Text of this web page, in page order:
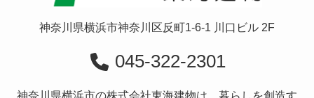
神奈川県横浜市神奈川区反町1-6-1 川口ビル 2F
045-322-2301
神奈川県横浜市の株式会社東海建物は、暮らしを創造す